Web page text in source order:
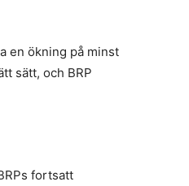
en ökning på minst
sätt, och BRP
fortsatt